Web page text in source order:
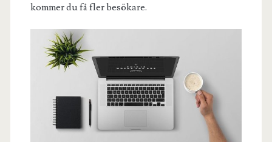
kommer du få fler besökare.